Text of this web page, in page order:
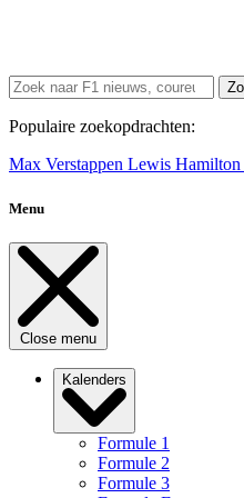
Populaire zoekopdrachten:
Max Verstappen Lewis Hamilton
Menu
Close menu
Kalenders
Formule 1
Formule 2
Formule 3